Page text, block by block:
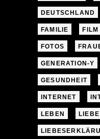
DEUTSCHLAND
FAMILIE FILM
FOTOS
GENERATION-Y
GESUNDHEIT
INTERNET
LEBEN LIEBE